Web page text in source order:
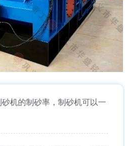
砂机的制砂率，制砂机可以一